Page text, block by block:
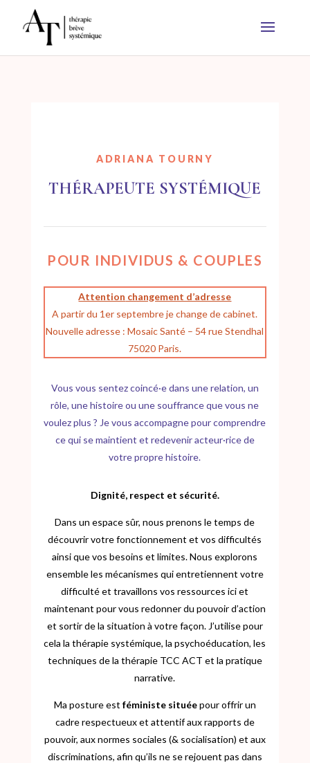
ADRIANA TOURNY
THÉRAPEUTE SYSTÉMIQUE
POUR INDIVIDUS & COUPLES
Attention changement d’adresse
A partir du 1er septembre je change de cabinet.
Nouvelle adresse : Mosaic Santé – 54 rue Stendhal
75020 Paris.
Vous vous sentez coincé·e dans une relation, un
rôle, une histoire ou une souffrance que vous ne
voulez plus ? Je vous accompagne pour comprendre
ce qui se maintient et redevenir acteur·rice de
votre propre histoire.
Dignité, respect et sécurité.
Dans un espace sûr, nous prenons le temps de
découvrir votre fonctionnement et vos difficultés
ainsi que vos besoins et limites. Nous explorons
ensemble les mécanismes qui entretiennent votre
difficulté et travaillons vos ressources ici et
maintenant pour vous redonner du pouvoir d’action
et sortir de la situation à votre façon. J’utilise pour
cela la thérapie systémique, la psychoéducation, les
techniques de la thérapie TCC ACT et la pratique
narrative.
Ma posture est féministe situéepour offrir un
cadre respectueux et attentif aux rapports de
pouvoir, aux normes sociales (& socialisation) et aux
discriminations, afin qu’ils ne se rejouent pas dans